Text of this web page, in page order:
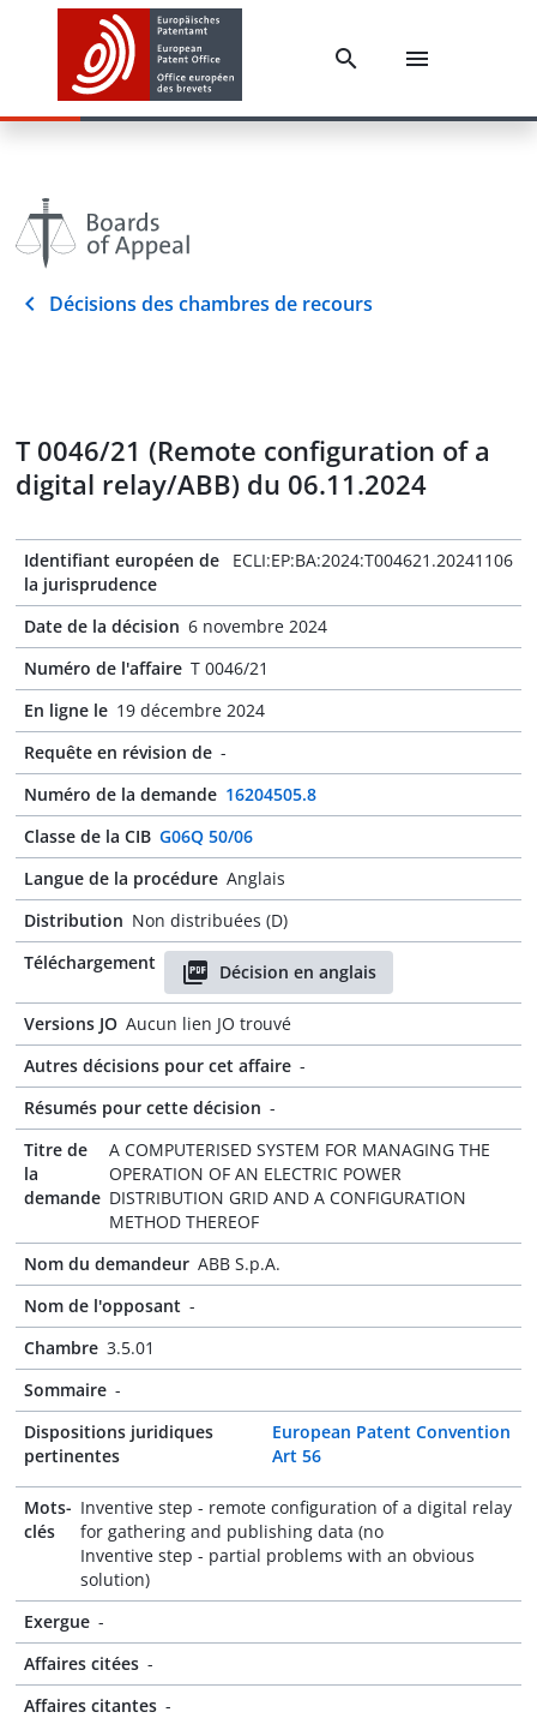
Décisions des chambres de recours
T 0046/21 (Remote configuration of a
digital relay/ABB) du 06.11.2024
Identifiant européen de
la jurisprudence
ECLI:EP:BA:2024:T004621.20241106
Date de la décision 6 novembre 2024
Numéro de l'affaire T 0046/21
En ligne le 19 décembre 2024
Requête en révision de -
Numéro de la demande 16204505.8
Classe de la CIB G06Q 50/06
Langue de la procédure Anglais
Distribution Non distribuées (D)
Téléchargement
Décision en anglais
Versions JO Aucun lien JO trouvé
Autres décisions pour cet affaire -
Résumés pour cette décision -
Titre de
la
demande
A COMPUTERISED SYSTEM FOR MANAGING THE
OPERATION OF AN ELECTRIC POWER
DISTRIBUTION GRID AND A CONFIGURATION
METHOD THEREOF
Nom du demandeur ABB S.p.A.
Nom de l'opposant -
Chambre 3.5.01
Sommaire -
Dispositions juridiques
pertinentes
European Patent Convention
Art 56
Mots-
clés
Inventive step - remote configuration of a digital relay
for gathering and publishing data (no
Inventive step - partial problems with an obvious
solution)
Exergue -
Affaires citées -
Affaires citantes -